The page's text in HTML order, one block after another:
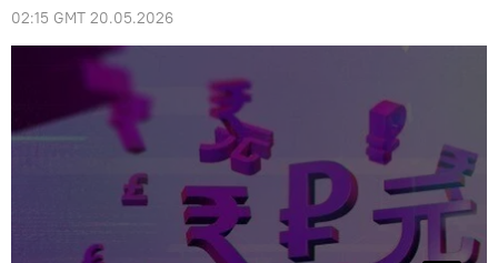
02:15 GMT 20.05.2026